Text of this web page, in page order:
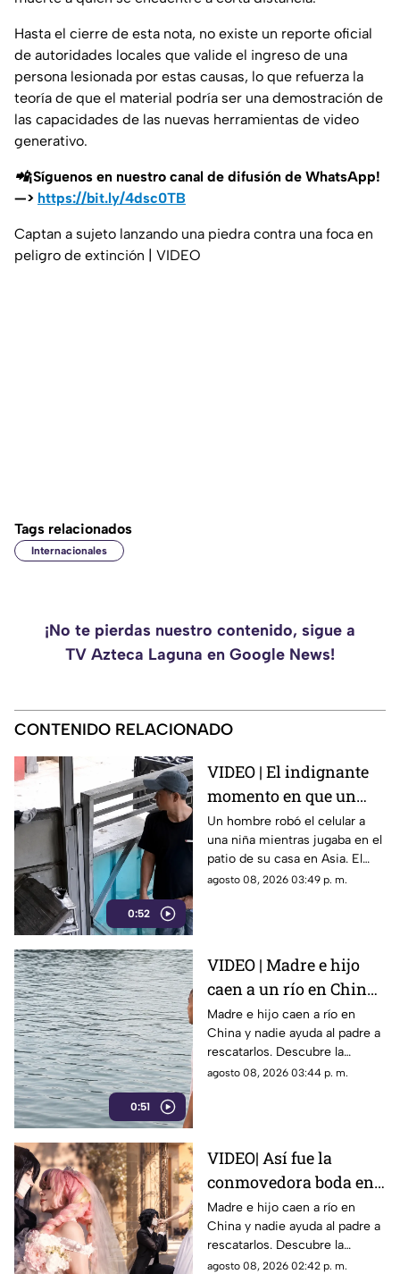
Hasta el cierre de esta nota, no existe un reporte oficial
de autoridades locales que valide el ingreso de una
persona lesionada por estas causas, lo que refuerza la
teoría de que el material podría ser una demostración de
las capacidades de las nuevas herramientas de video
generativo.
📲¡Síguenos en nuestro canal de difusión de WhatsApp!
—> https://bit.ly/4dsc0TB
Captan a sujeto lanzando una piedra contra una foca en
peligro de extinción | VIDEO
Tags relacionados
Internacionales
¡No te pierdas nuestro contenido, sigue a
TV Azteca Laguna en Google News!
CONTENIDO RELACIONADO
0:52
VIDEO | El indignante
momento en que un
hombre roba el celular
a una niña en su propia
casa
Un hombre robó el celular a
una niña mientras jugaba en el
patio de su casa en Asia. El
video viral muestra cómo
agosto 08, 2026 03:49 p. m.
0:51
VIDEO | Madre e hijo
caen a un río en China
y nadie los ayuda por
esta indignante razón
Madre e hijo caen a río en
China y nadie ayuda al padre a
rescatarlos. Descubre la
polémica ley que castiga a los
agosto 08, 2026 03:44 p. m.
VIDEO| Así fue la
conmovedora boda en
México que le dio un
final feliz a Mitsuri y
Obana
Madre e hijo caen a río en
China y nadie ayuda al padre a
rescatarlos. Descubre la
polémica ley que castiga a los
agosto 08, 2026 02:42 p. m.